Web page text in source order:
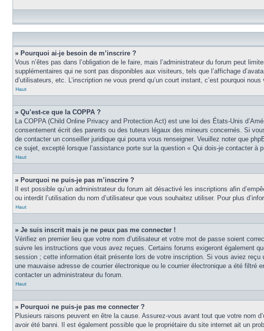
» Pourquoi ai-je besoin de m’inscrire ?
Vous n’êtes pas dans l’obligation de le faire, mais l’administrateur du forum peut
supplémentaires qui ne sont pas disponibles aux visiteurs, tels que l’affichage
d’utilisateurs, etc. L’inscription ne vous prend qu’un court instant, c’est pourquoi
Haut
» Qu’est-ce que la COPPA ?
La COPPA (Child Online Privacy and Protection Act) est une loi des États-Unis
consentement écrit des parents ou des tuteurs légaux des mineurs concernés. Si
de contacter un conseiller juridique qui pourra vous renseigner. Veuillez noter que
ce sujet, excepté lorsque l’assistance porte sur la question « Qui dois-je contacter à
Haut
» Pourquoi ne puis-je pas m’inscrire ?
Il est possible qu’un administrateur du forum ait désactivé les inscriptions afin
ou interdit l’utilisation du nom d’utilisateur que vous souhaitez utiliser. Pour plus
Haut
» Je suis inscrit mais je ne peux pas me connecter !
Vérifiez en premier lieu que votre nom d’utilisateur et votre mot de passe soient
suivre les instructions que vous avez reçues. Certains forums exigeront également
session ; cette information était présente lors de votre inscription. Si vous aviez
une mauvaise adresse de courrier électronique ou le courrier électronique a été
contacter un administrateur du forum.
Haut
» Pourquoi ne puis-je pas me connecter ?
Plusieurs raisons peuvent en être la cause. Assurez-vous avant tout que votre nom
avoir été banni. Il est également possible que le propriétaire du site internet ait un